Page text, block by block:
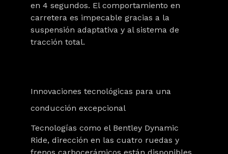
en 4 segundos. El comportamiento en
carretera es impecable gracias a la
suspensión adaptativa y al sistema de
tracción total.
Innovaciones tecnológicas para una
conducción excepcional
Tecnologías como el Bentley Dynamic
Ride, dirección en las cuatro ruedas y